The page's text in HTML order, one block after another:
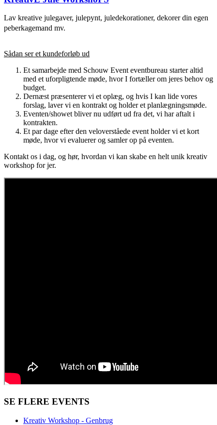
Lav kreative julegaver, julepynt, juledekorationer, dekorer din egen
peberkagemand mv.
Sådan ser et kundeforløb ud
Et samarbejde med Schouw Event eventbureau starter altid
med et uforpligtende møde, hvor I fortæller om jeres behov og
budget.
Dernæst præsenterer vi et oplæg, og hvis I kan lide vores
forslag, laver vi en kontrakt og holder et planlægningsmøde.
Eventen/showet bliver nu udført ud fra det, vi har aftalt i
kontrakten.
Et par dage efter den veloverståede event holder vi et kort
møde, hvor vi evaluerer og samler op på eventen.
Kontakt os i dag, og hør, hvordan vi kan skabe en helt unik kreativ
workshop for jer.
SE FLERE EVENTS
Kreativ Workshop - Genbrug